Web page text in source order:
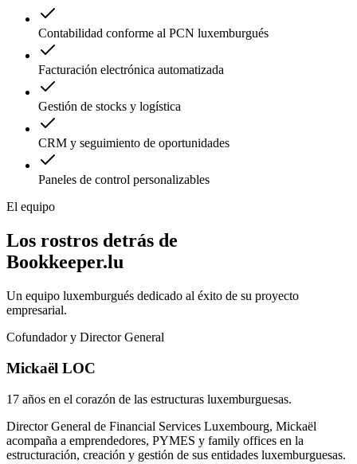
Contabilidad conforme al PCN luxemburgués
Facturación electrónica automatizada
Gestión de stocks y logística
CRM y seguimiento de oportunidades
Paneles de control personalizables
El equipo
Los rostros detrás de
Bookkeeper.lu
Un equipo luxemburgués dedicado al éxito de su proyecto
empresarial.
Cofundador y Director General
Mickaël LOC
17 años en el corazón de las estructuras luxemburguesas.
Director General de Financial Services Luxembourg, Mickaël
acompaña a emprendedores, PYMES y family offices en la
estructuración, creación y gestión de sus entidades luxemburguesas.